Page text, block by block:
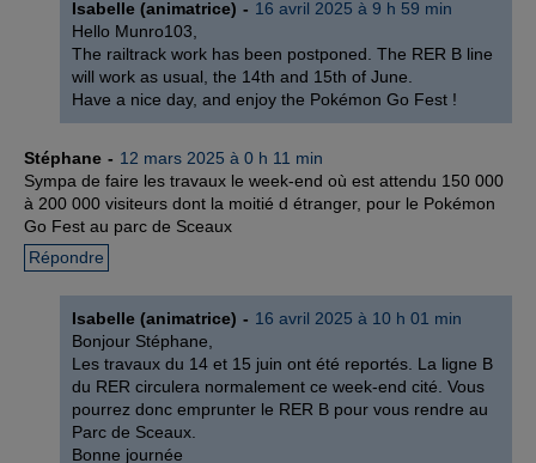
Isabelle (animatrice)
16 avril 2025 à 9 h 59 min
Hello Munro103,
The railtrack work has been postponed. The RER B line
will work as usual, the 14th and 15th of June.
Have a nice day, and enjoy the Pokémon Go Fest !
Stéphane
12 mars 2025 à 0 h 11 min
Sympa de faire les travaux le week-end où est attendu 150 000
à 200 000 visiteurs dont la moitié d étranger, pour le Pokémon
Go Fest au parc de Sceaux
Répondre
Isabelle (animatrice)
16 avril 2025 à 10 h 01 min
Bonjour Stéphane,
Les travaux du 14 et 15 juin ont été reportés. La ligne B
du RER circulera normalement ce week-end cité. Vous
pourrez donc emprunter le RER B pour vous rendre au
Parc de Sceaux.
Bonne journée